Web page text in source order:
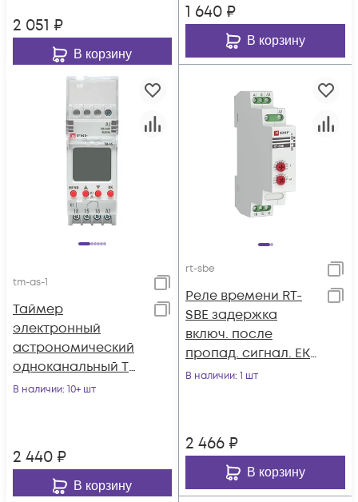
2 051 ₽
В корзину
1 640 ₽
В корзину
tm-as-1
Таймер
электронный
астрономический
одноканальный TM-
AS EKF tm-as-1
В наличии: 10+ шт
2 440 ₽
В корзину
rt-sbe
Реле времени RT-
SBE задержка
включ. после
пропад. сигнал. EKF
rt-sbe
В наличии: 1 шт
2 466 ₽
В корзину